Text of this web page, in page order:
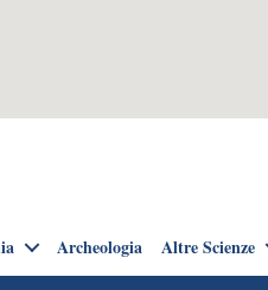
Archeologia Altre Scienze